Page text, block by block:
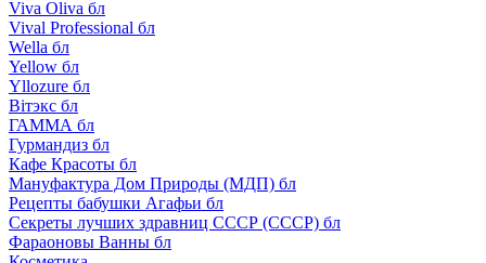
Viva Oliva бл
Vival Professional бл
Wella бл
Yellow бл
Yllozure бл
Вiтэкс бл
ГАММА бл
Гурмандиз бл
Кафе Красоты бл
Мануфактура Дом Природы (МДП) бл
Рецепты бабушки Агафьи бл
Секреты лучших здравниц СССР (СССР) бл
Фараоновы Ванны бл